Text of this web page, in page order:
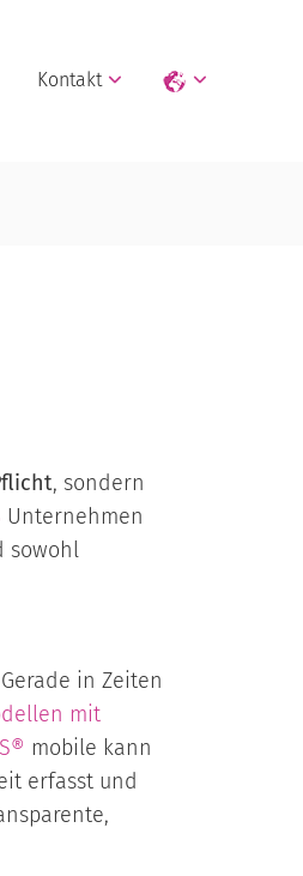
Kontakt
, sondern
Unternehmen
sowohl
in Zeiten
mit
mobile kann
erfasst und